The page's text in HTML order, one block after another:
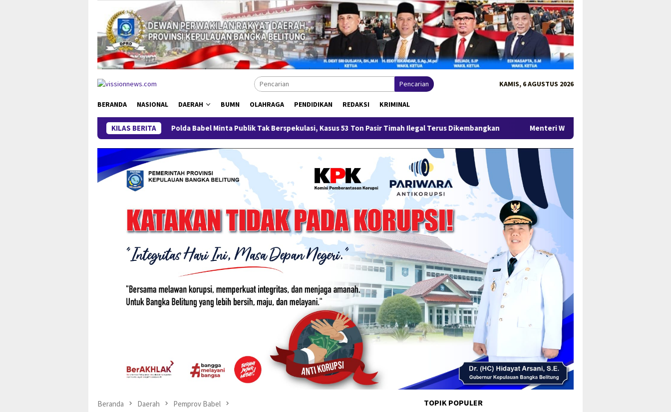
konten
Pencarian KAMIS, 6 AGUSTUS 2026
BERANDA NASIONAL DAERAH BUMN OLAHRAGA PENDIDIKAN REDAKSI KRIMINAL
KILAS BERITA
Polda Babel Minta Publik Tak Berspekulasi, Kasus 53 Ton Pasir Timah Ilegal Terus Dikembangkan Menteri Wihaji Kunjungi Babel, Gubernur Hidayat
Beranda Daerah Pemprov Babel TOPIK POPULER